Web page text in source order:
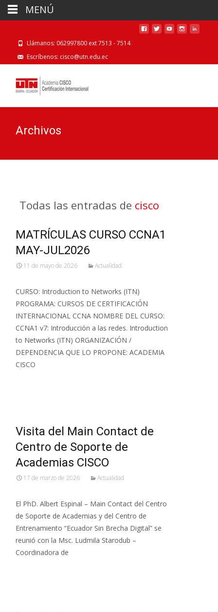
Llámanos: 062997800 ext 7513 - 7514
Escríbenos: cisco@utn.edu.ec
Archivos
Todas las entradas de cisco
MATRÍCULAS CURSO CCNA1
MAY-JUL2026
11 de mayo de 2026 Actualidad
CURSO: Introduction to Networks (ITN)
PROGRAMA: CURSOS DE CERTIFICACIÓN
INTERNACIONAL CCNA NOMBRE DEL CURSO:
CCNA1 v7: Introducción a las redes. Introduction
to Networks (ITN) ORGANIZACIÓN /
DEPENDENCIA QUE LO PROPONE: ACADEMIA
CISCO
Visita del Main Contact de
Centro de Soporte de
Academias CISCO
17 de marzo de 2026 Actualidad
El PhD. Albert Espinal – Main Contact del Centro
de Soporte de Academias y del Centro de
Entrenamiento “Ecuador Sin Brecha Digital” se
reunió con la Msc. Ludmila Starodub –
Coordinadora de
MENÚ